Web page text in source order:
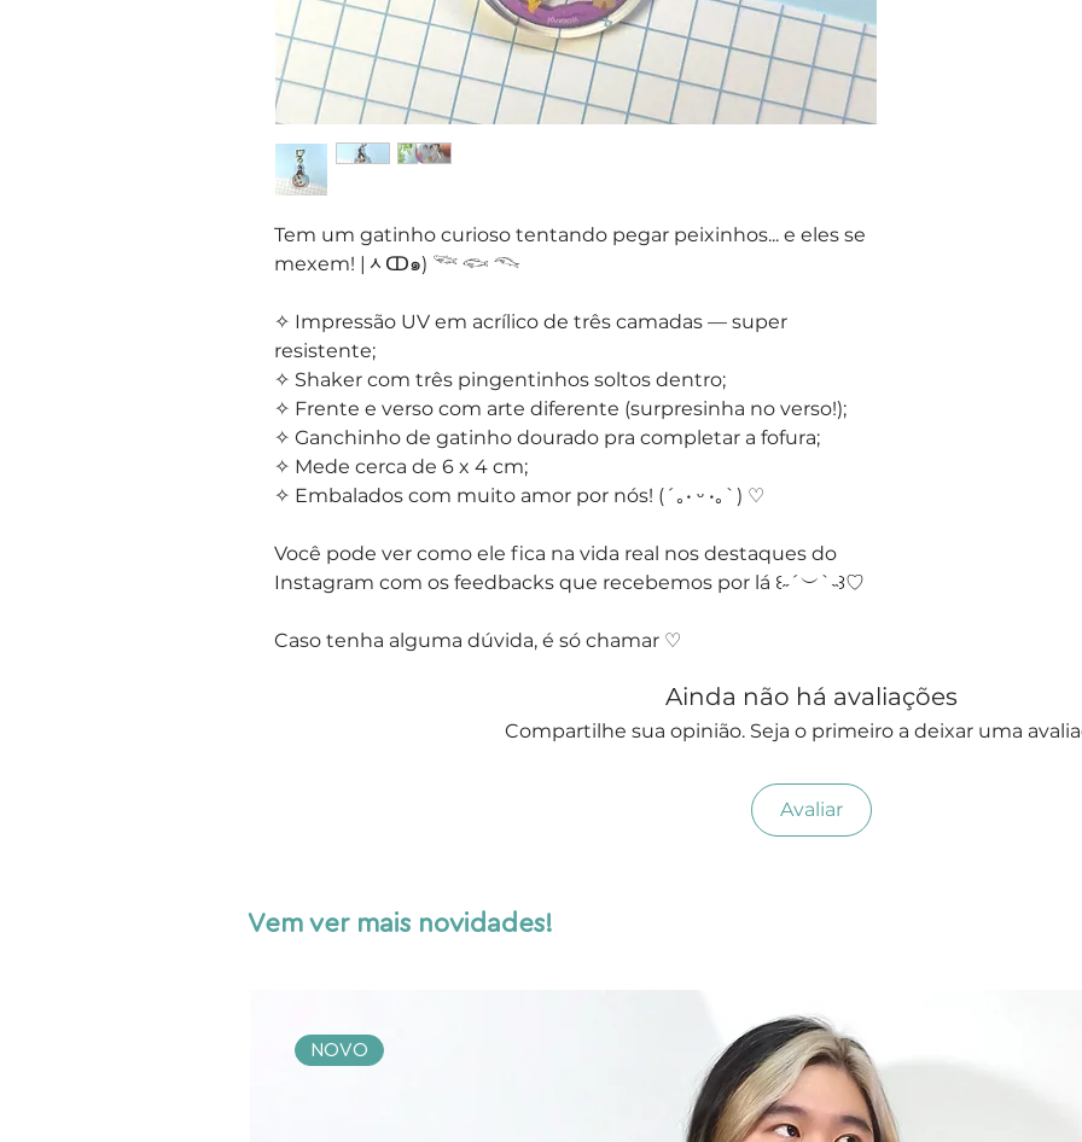
Tem um gatinho curioso tentando pegar peixinhos... e eles se
mexem! |ᆺↀ๑) 𓆝 𓆟 𓆞
✧ Impressão UV em acrílico de três camadas — super
resistente;
✧ Shaker com três pingentinhos soltos dentro;
✧ Frente e verso com arte diferente (surpresinha no verso!);
✧ Ganchinho de gatinho dourado pra completar a fofura;
✧ Mede cerca de 6 x 4 cm;
✧ Embalados com muito amor por nós! (´｡• ᵕ •｡`) ♡
Você pode ver como ele fica na vida real nos destaques do
Instagram com os feedbacks que recebemos por lá ꒰˶´︶`˵꒱♡
Caso tenha alguma dúvida, é só chamar ♡
Ainda não há avaliações
Compartilhe sua opinião. Seja o primeiro a deixar uma
Avaliar
Vem ver mais novidades!
NOVO